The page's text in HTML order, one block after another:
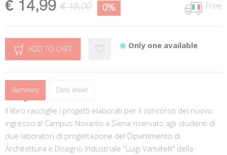
€ 14,99 € 15,00 0% Free
ADD TO CART Only one available
Summary Data sheet
Il libro raccoglie i progetti elaborati per il concorso del nuovo
ingresso al Campus Novartis a Siena riservato agli studenti di
due laboratori di progettazione del Dipartimento di
Architettura e Disegno Industriale "Luigi Vanvitelli" della